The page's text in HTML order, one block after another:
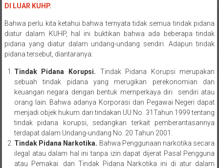
Barat/
Lampung
Timur/Lampung/
Jambi/
Bengkulu/
Medan/
Aceh/
Damasyaraya/
Solok/
Padang
Selatan/Padang
barat/
Padang
Utara/
DI LUAR KUHP.
Bahwa perlu kita ketahui bahwa ternyata tidak semua tindak pidana
diatur dalam KUHP, hal ini buktikan bahwa ada beberapa tindak
pidana yang diatur dalam undang-undang sendiri. Adapun tindak
pidana tersebut, diantaranya:
Tindak Pidana Korupsi. Tindak Pidana Korupsi merupakan
sebuah tindak pidana yang merugikan perekonomian dan
keuangan negara dengan bentuk memperkaya diri sendiri atau
orang lain. Bahwa adanya Korporasi dan Pegawai Negeri dapat
menjadi objek hukum dari tindakan UU No. 31Tahun 1999 tentang
tindak pidana korupsi, sedangkan terkait pemberantasannya
terdapat dalam Undang-undang No. 20 Tahun 2001.
Tindak Pidana Narkotika. Bahwa Penggunaan narkotika secara
ilegal atau dalam hal ini tanpa izin dapat dijerat Pasal Pengguna
atau Pemakai. dan Tindak Pidana Narkotika ini di atur dalam